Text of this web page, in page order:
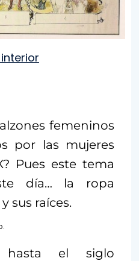
femeninos
por las mujeres
Pues este tema
día… la ropa
sus raíces.
el siglo